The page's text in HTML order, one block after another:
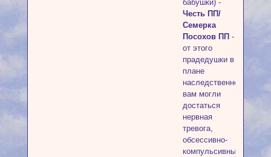
бабушки) -
Честь ПП/
Семерка
Посохов ПП -
от этого
прадедушки в
плане
наследственности
вам могли
достаться
нервная
тревога,
обсессивно-
компульсивные